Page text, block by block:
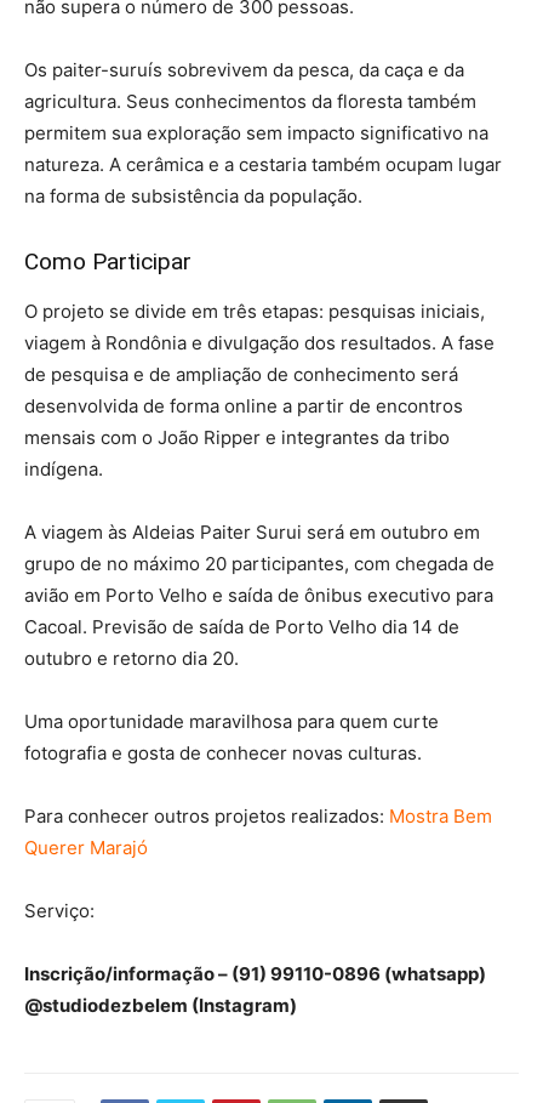
não supera o número de 300 pessoas.
Os paiter-suruís sobrevivem da pesca, da caça e da
agricultura. Seus conhecimentos da floresta também
permitem sua exploração sem impacto significativo na
natureza. A cerâmica e a cestaria também ocupam lugar
na forma de subsistência da população.
Como Participar
O projeto se divide em três etapas: pesquisas iniciais,
viagem à Rondônia e divulgação dos resultados. A fase
de pesquisa e de ampliação de conhecimento será
desenvolvida de forma online a partir de encontros
mensais com o João Ripper e integrantes da tribo
indígena.
A viagem às Aldeias Paiter Surui será em outubro em
grupo de no máximo 20 participantes, com chegada de
avião em Porto Velho e saída de ônibus executivo para
Cacoal. Previsão de saída de Porto Velho dia 14 de
outubro e retorno dia 20.
Uma oportunidade maravilhosa para quem curte
fotografia e gosta de conhecer novas culturas.
Para conhecer outros projetos realizados: Mostra Bem
Querer Marajó
Serviço:
Inscrição/informação – (91) 99110-0896 (whatsapp)
@studiodezbelem (Instagram)